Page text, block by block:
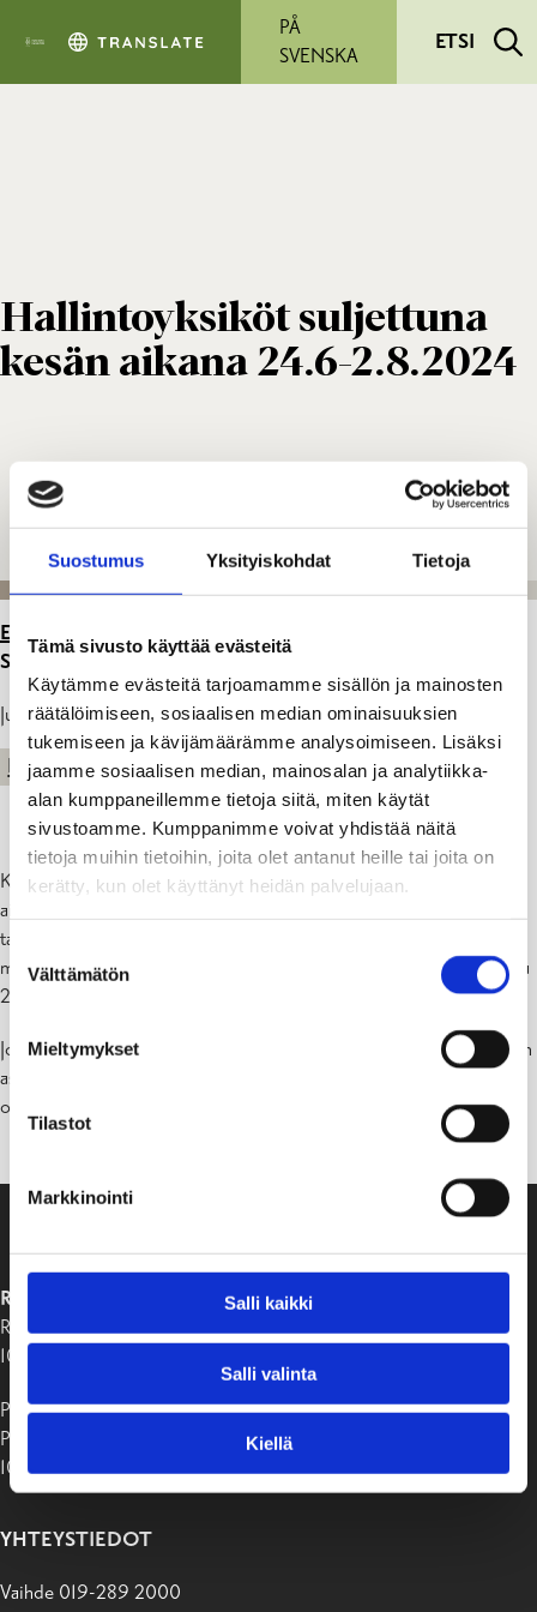
Suostumus Yksityiskohdat Tietoja
Tämä sivusto käyttää evästeitä
Käytämme evästeitä tarjoamamme sisällön ja mainosten
räätälöimiseen, sosiaalisen median ominaisuuksien
tukemiseen ja kävijämäärämme analysoimiseen. Lisäksi
jaamme sosiaalisen median, mainosalan ja analytiikka-
alan kumppaneillemme tietoja siitä, miten käytät
sivustoamme. Kumppanimme voivat yhdistää näitä
tietoja muihin tietoihin, joita olet antanut heille tai joita on
kerätty, kun olet käyttänyt heidän palvelujaan.
Suostumuksen
valinta
Välttämätön
Mieltymykset
Tilastot
Markkinointi
Salli kaikki
Salli valinta
Kiellä
PÅ
SVENSKA
ETSI
Hallintoyksiköt suljettuna
kesän aikana 24.6-2.8.2024
ETUSIVU > ARTIKKELIT >
HALLINTOYKSIKÖT
SULJETTUNA KESÄN AIKANA 24.6-2.8.2024
Julkaistu: 19.06.24
KAUPUNKI
Kaupungin hallintoyksiköiden toiminta on rajoitettua lomakauden
aikana 24.6-2.8.2024. Kesätauko ei koske puhelinvaihdetta,
tarpeellista asiakaspalvelua kuten liikelaitoksen palveluja tai
matkailuinfoa. Rakennusvalvonta on suljettu viikoilla 28–30, viikoilla
27 ja 30 palvelu on rajoitettua.
Jos tarvitset lomakkeita tai muuta tietoa, voit kääntyä kaupungintalon
asiakaspalvelun puoleen. Asiakaspalvelupiste sekä kaupungin vaihde
on avoinna arkisin klo 8–16 puhelimitse 019 289 2000.
RAASEPORIN KAUPUNKI
Raaseporintie 37
10650 Tammisaari
Postiosoite:
PB 58
10611 Raasepori
YHTEYSTIEDOT
Vaihde 019-289 2000